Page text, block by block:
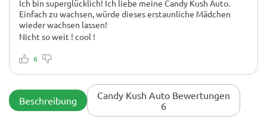
Ich bin superglücklich! Ich liebe meine Candy Kush Auto.
Einfach zu wachsen, würde dieses erstaunliche Mädchen
wieder wachsen lassen!
Nicht so weit ! cool !
ein oder zwei Tagen abnehmen. Der Geruch ist stark
6
Beschreibung
Candy Kush Auto Bewertungen
6